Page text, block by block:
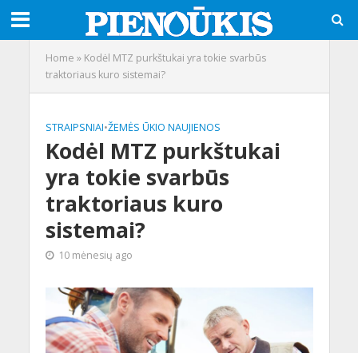
Home » Kodėl MTZ purkštukai yra tokie svarbūs
traktoriaus kuro sistemai?
STRAIPSNIAI•ŽEMĖS ŪKIO NAUJIENOS
Kodėl MTZ purkštukai
yra tokie svarbūs
traktoriaus kuro
sistemai?
10 mėnesių ago